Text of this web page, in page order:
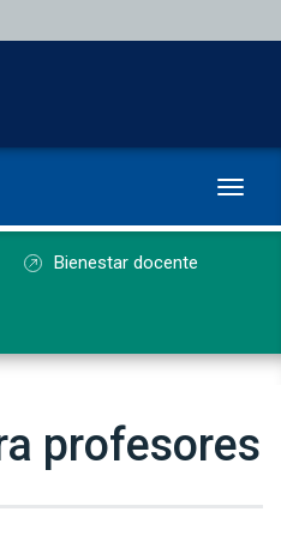
Bienestar docente
profesores